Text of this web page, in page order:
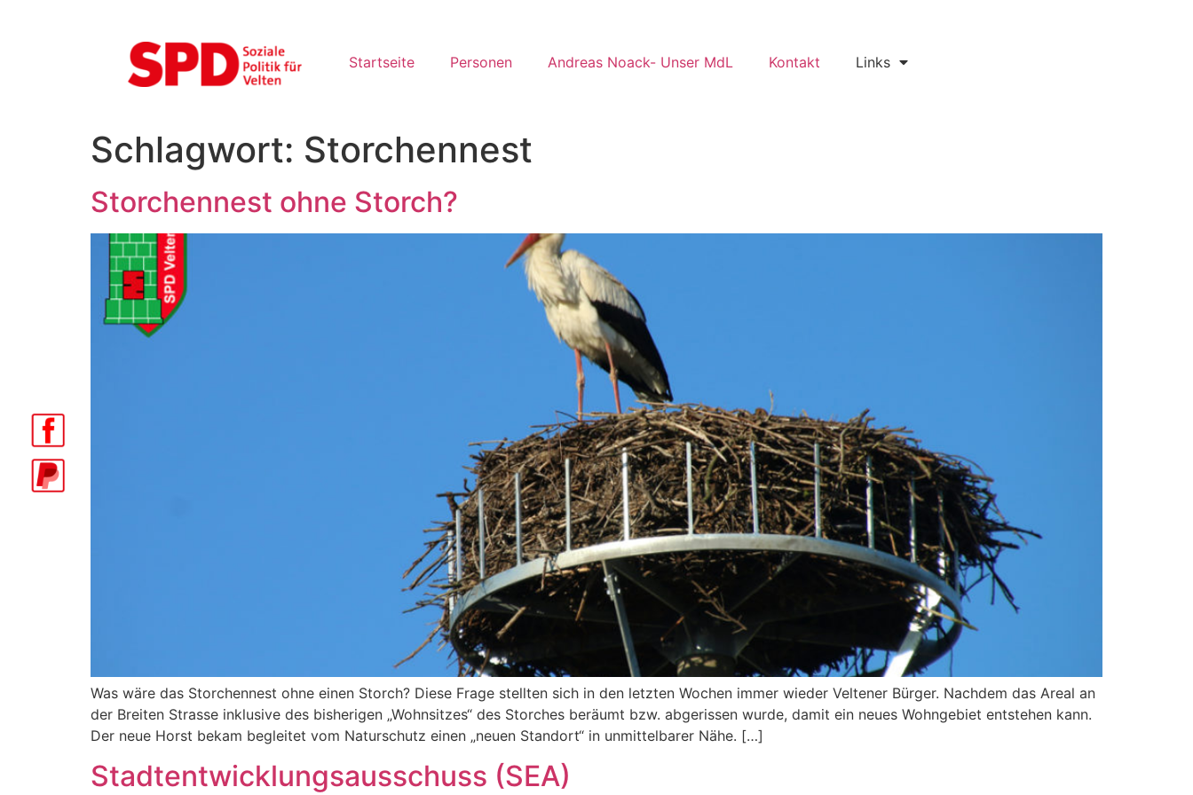
Startseite Personen Andreas Noack- Unser MdL Kontakt Links
Schlagwort: Storchennest
Storchennest ohne Storch?
Was wäre das Storchennest ohne einen Storch? Diese Frage stellten sich in den letzten Wochen immer wieder Veltener Bürger. Nachdem das Areal an
der Breiten Strasse inklusive des bisherigen „Wohnsitzes“ des Storches beräumt bzw. abgerissen wurde, damit ein neues Wohngebiet entstehen kann.
Der neue Horst bekam begleitet vom Naturschutz einen „neuen Standort“ in unmittelbarer Nähe. […]
Stadtentwicklungsausschuss (SEA)